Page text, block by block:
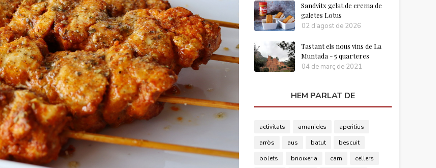
Sandvitx gelat de crema de
galetes Lotus
02 d’agost de 2026
Tastant els nous vins de La
Muntada - 5 quarteres
04 de març de 2021
HEM PARLAT DE
activitats amanides
aperitius
arròs
aus batut
bescuit
bolets
brioixeria carn
cellers